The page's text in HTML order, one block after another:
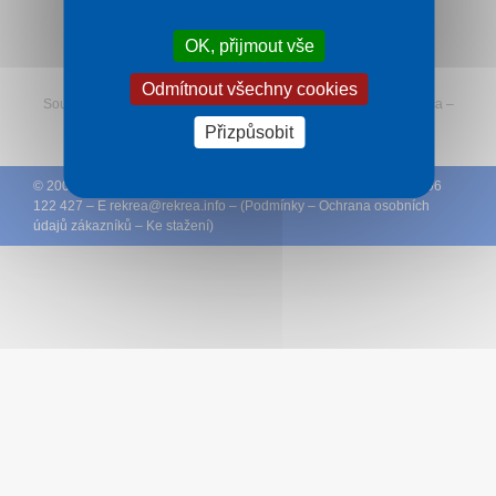
Sledujte Rekreu na Facebooku
Související: Termály na Slovensku–Štúrovo—Tatranská Lomnica –
Hotely v Luhačovicích
© 2005 – 2026
– T +420 596
122 427 – E rekrea@rekrea.info – (Podmínky – Ochrana osobních
údajů zákazníků – Ke stažení)
OK, přijmout vše
Odmítnout všechny cookies
Přizpůsobit